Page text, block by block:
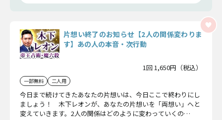
片想い終了のお知らせ【2人の関係変わりま
す】あの人の本音・次行動
1回 1,650円（税込）
一部無料 二人用
今日まで続けてきたあなたの片想いは、今日ここで終わりにし
ましょう！ 木下レオンが、あなたの片想いを「両想い」へと
変えていきます。2人の関係はどのように変わっていくの